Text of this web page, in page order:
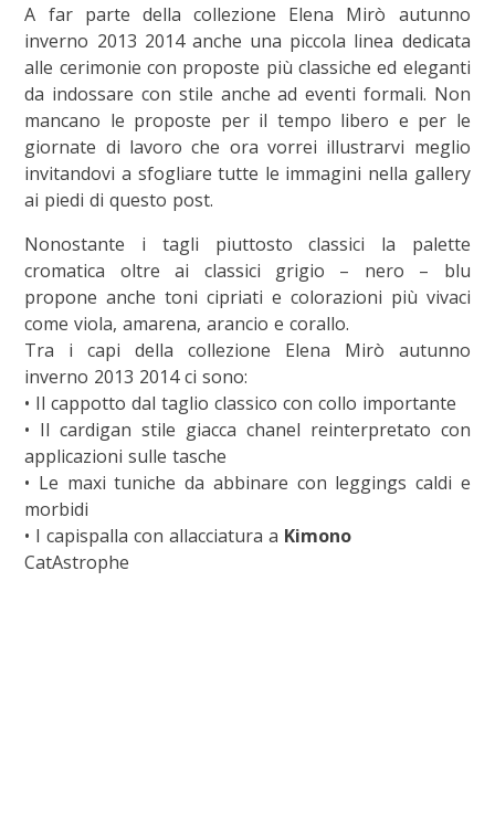
A far parte della collezione Elena Mirò autunno
inverno 2013 2014 anche una piccola linea dedicata
alle cerimonie con proposte più classiche ed eleganti
da indossare con stile anche ad eventi formali. Non
mancano le proposte per il tempo libero e per le
giornate di lavoro che ora vorrei illustrarvi meglio
invitandovi a sfogliare tutte le immagini nella gallery
ai piedi di questo post.
Nonostante i tagli piuttosto classici la palette
cromatica oltre ai classici grigio – nero – blu
propone anche toni cipriati e colorazioni più vivaci
come viola, amarena, arancio e corallo.
Tra i capi della collezione Elena Mirò autunno
inverno 2013 2014 ci sono:
• Il cappotto dal taglio classico con collo importante
• Il cardigan stile giacca chanel reinterpretato con
applicazioni sulle tasche
• Le maxi tuniche da abbinare con leggings caldi e
morbidi
• I capispalla con allacciatura a Kimono
CatAstrophe